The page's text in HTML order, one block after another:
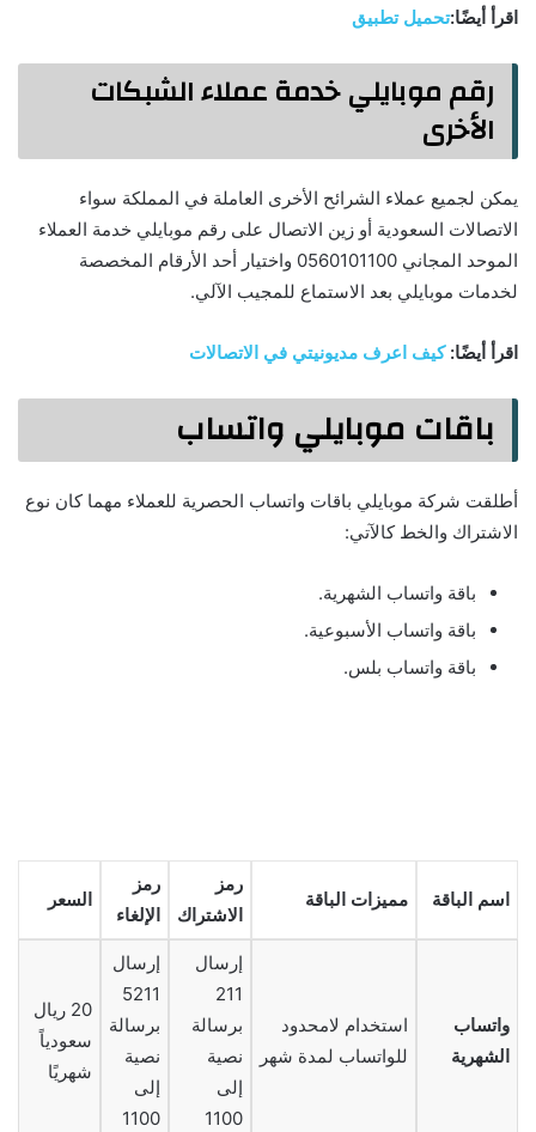
اقرأ أيضًا:تحميل تطبيق
رقم موبايلي خدمة عملاء الشبكات
الأخرى
يمكن لجميع عملاء الشرائح الأخرى العاملة في المملكة سواء
الاتصالات السعودية أو زين الاتصال على رقم موبايلي خدمة العملاء
الموحد المجاني 0560101100 واختيار أحد الأرقام المخصصة
لخدمات موبايلي بعد الاستماع للمجيب الآلي.
اقرأ أيضًا:كيف اعرف مديونيتي في الاتصالات
باقات موبايلي واتساب
أطلقت شركة موبايلي باقات واتساب الحصرية للعملاء مهما كان نوع
الاشتراك والخط كالآتي:
باقة واتساب الشهرية.
باقة واتساب الأسبوعية.
باقة واتساب بلس.
اسم الباقة مميزات الباقة
رمز
الاشتراك
رمز
الإلغاء
السعر
واتساب
الشهرية
استخدام لامحدود
للواتساب لمدة شهر
إرسال
211
برسالة
نصية
إلى
1100
إرسال
5211
برسالة
نصية
إلى
1100
20 ريال
سعودياً
شهريًا